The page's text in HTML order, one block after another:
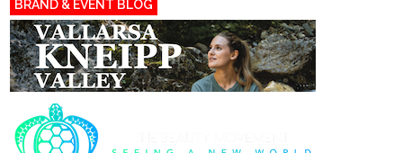
BRAND & EVENT BLOG